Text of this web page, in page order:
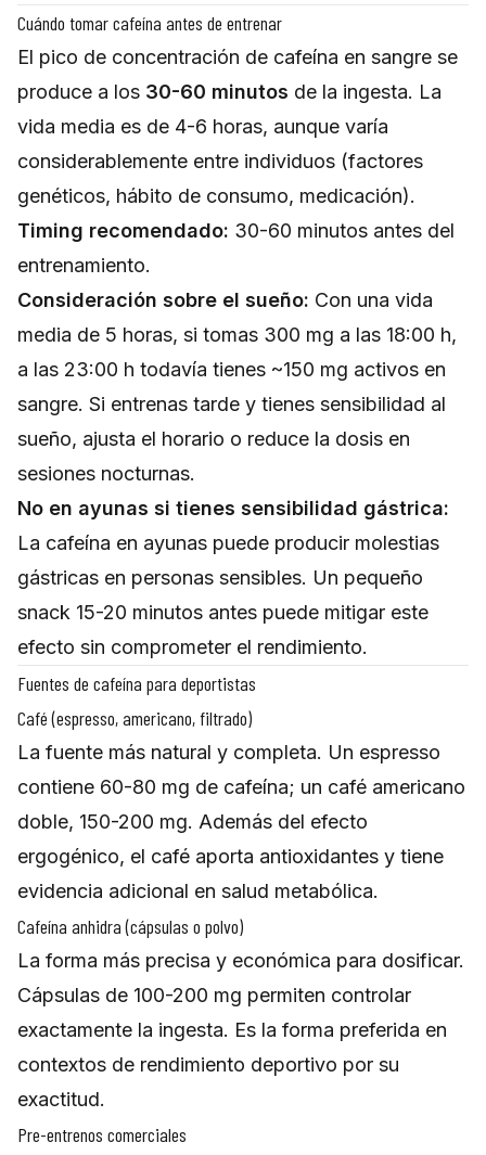
Cuándo tomar cafeína antes de entrenar
El pico de concentración de cafeína en sangre se
produce a los 30-60 minutos de la ingesta. La
vida media es de 4-6 horas, aunque varía
considerablemente entre individuos (factores
genéticos, hábito de consumo, medicación).
Timing recomendado: 30-60 minutos antes del
entrenamiento.
Consideración sobre el sueño: Con una vida
media de 5 horas, si tomas 300 mg a las 18:00 h,
a las 23:00 h todavía tienes ~150 mg activos en
sangre. Si entrenas tarde y tienes sensibilidad al
sueño, ajusta el horario o reduce la dosis en
sesiones nocturnas.
No en ayunas si tienes sensibilidad gástrica:
La cafeína en ayunas puede producir molestias
gástricas en personas sensibles. Un pequeño
snack 15-20 minutos antes puede mitigar este
efecto sin comprometer el rendimiento.
Fuentes de cafeína para deportistas
Café (espresso, americano, filtrado)
La fuente más natural y completa. Un espresso
contiene 60-80 mg de cafeína; un café americano
doble, 150-200 mg. Además del efecto
ergogénico, el café aporta antioxidantes y tiene
evidencia adicional en salud metabólica.
Cafeína anhidra (cápsulas o polvo)
La forma más precisa y económica para dosificar.
Cápsulas de 100-200 mg permiten controlar
exactamente la ingesta. Es la forma preferida en
contextos de rendimiento deportivo por su
exactitud.
Pre-entrenos comerciales